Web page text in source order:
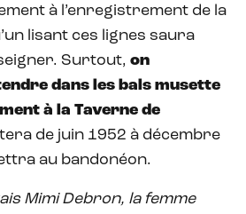
à l’enregistrement de la
lisant ces lignes saura
Surtout, on
dans les bals musette
à la Taverne de
de juin 1952 à décembre
au bandonéon.
Mimi Debron, la femme